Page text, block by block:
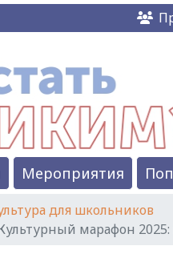
Мероприятия
для школьников
марафон